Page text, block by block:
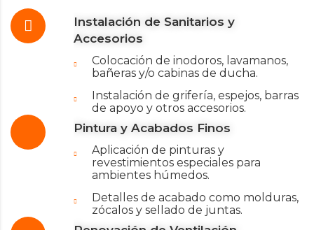
Instalación de Sanitarios y
Accesorios
Colocación de inodoros, lavamanos,
bañeras y/o cabinas de ducha.
Instalación de grifería, espejos, barras
de apoyo y otros accesorios.
Pintura y Acabados Finos
Aplicación de pinturas y
revestimientos especiales para
ambientes húmedos.
Detalles de acabado como molduras,
zócalos y sellado de juntas.